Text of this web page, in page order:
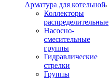
Арматура для котельной
Коллекторы
распределительные
Насосно-
смесительные
группы
Гидравлические
стрелки
Группы